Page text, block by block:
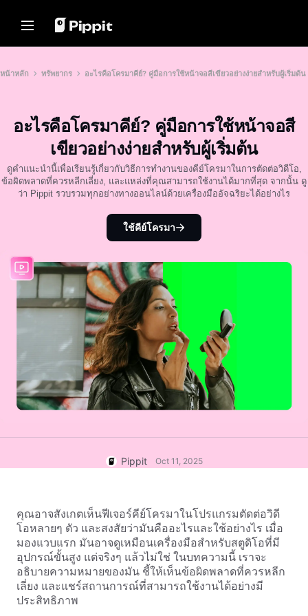
Home
โซลูชัน
ทรัพยากร
ศูนย์เนื้อหา
แก้ไขทันที
โซลูชัน
สร้างวิดีโอการตลาดที่น่าสนใจได้
ทันทีโดยการป้อนลิงก์ผลิตภัณฑ์หรือ
อัปโหลดภาพด้วยเครื่องมือสร้าง
ภาพผลิตภัณฑ์ AI
อื่นๆ อย่างง่ายดาย
ทรัพยากร
ชุมชน
ตัวจัดการโฆษณาบน TikTok
เรื่องราวลูกค้า
เรื่องราวของ KraftGeek
เรื่องราวของ Paw Smart
เรื่องราวของ Sleep Shop
เรื่องราวของ 2911 Studio Art
เรื่องราวของ Lover Brand
Fashion
ศูนย์ช่วยเหลือ
บัญชีผู้ใช้
การจัดการสินทรัพย์
การเผยแพร่และการวิเคราะห์
ภาพผลิตภัณฑ์
โซลูชันวิดีโอคลิกเดียว
ศูนย์เนื้อหา
เคล็ดลับเกี่ยวกับภาพ
เปลี่ยนพื้นหลังรูปภาพออนไลน์
8 เครื่องมือปรับขนาดภาพแบบ
กลุ่มที่ดีที่สุดในปี 2024
เคล็ดลับพื้นหลังโปร่งใส
สร้างวิดีโอโปรโมทที่ช่วยเพิ่มยอด
เว็บไซต์เทมเพลตวิดีโอโปรโมท
ยอดนิยม
7 ไอเดียโปสเตอร์โปรโมท
เคล็ดลับธุรกิจ
โปสเตอร์ผลิตภัณฑ์ที่ขับเคลื่อน
5 ประเภทวิดีโอธุรกิจยอดนิยม
พื้นหลังผลิตภัณฑ์ที่สร้างด้วย AI
เพิ่มยอดขาย
เคล็ดลับโซเชียลมีเดีย
คู่มือการโฆษณาวิดีโอ TikTok
วิธีตัดวิดีโอ YouTube
ครอปวิดีโอสำหรับ Instagram
โมเดล AI
โมเดล AI
Seedream
Seedance
Nano Banana Pro
หน้าหลัก ทรัพยากร อะไรคือโครมาคีย์? คู่มือการใช้หน้าจอสีเขียวอย่างง่ายสำหรับผู้เริ่มต้น
อะไรคือโครมาคีย์? คู่มือการใช้หน้าจอสี
เขียวอย่างง่ายสำหรับผู้เริ่มต้น
ดูคำแนะนำนี้เพื่อเรียนรู้เกี่ยวกับวิธีการทำงานของคีย์โครมาในการตัดต่อวิดีโอ,
ข้อผิดพลาดที่ควรหลีกเลี่ยง, และแหล่งที่คุณสามารถใช้งานได้มากที่สุด จากนั้น ดู
ว่า Pippit รวบรวมทุกอย่างทางออนไลน์ด้วยเครื่องมืออัจฉริยะได้อย่างไร
ใช้คีย์โครมา
Pippit Oct 11, 2025
คุณอาจสังเกตเห็นฟีเจอร์คีย์โครมาในโปรแกรมตัดต่อวิดี
โอหลายๆ ตัว และสงสัยว่ามันคืออะไรและใช้อย่างไร เมื่อ
มองแวบแรก มันอาจดูเหมือนเครื่องมือสำหรับสตูดิโอที่มี
อุปกรณ์ขั้นสูง แต่จริงๆ แล้วไม่ใช่ ในบทความนี้ เราจะ
อธิบายความหมายของมัน ชี้ให้เห็นข้อผิดพลาดที่ควรหลีก
เลี่ยง และแชร์สถานการณ์ที่สามารถใช้งานได้อย่างมี
ประสิทธิภาพ